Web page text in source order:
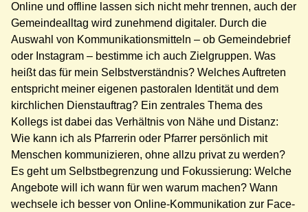
Online und offline lassen sich nicht mehr trennen, auch der
Gemeindealltag wird zunehmend digitaler. Durch die
Auswahl von Kommunikationsmitteln – ob Gemeindebrief
oder Instagram – bestimme ich auch Zielgruppen. Was
heißt das für mein Selbstverständnis? Welches Auftreten
entspricht meiner eigenen pastoralen Identität und dem
kirchlichen Dienstauftrag? Ein zentrales Thema des
Kollegs ist dabei das Verhältnis von Nähe und Distanz:
Wie kann ich als Pfarrerin oder Pfarrer persönlich mit
Menschen kommunizieren, ohne allzu privat zu werden?
Es geht um Selbstbegrenzung und Fokussierung: Welche
Angebote will ich wann für wen warum machen? Wann
wechsele ich besser von Online-Kommunikation zur Face-